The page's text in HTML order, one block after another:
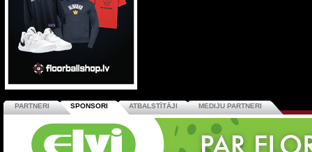
PARTNERI SPONSORI ATBALSTĪTĀJI MEDIJU PARTNERI